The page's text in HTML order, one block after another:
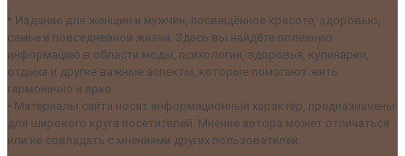
• Издание для женщин и мужчин, посвящённое красоте, здоровью,
семье и повседневной жизни. Здесь вы найдёте полезную
информацию в области моды, психологии, здоровья, кулинарии,
отдыха и другие важные аспекты, которые помогают жить
гармонично и ярко.
• Материалы сайта носят информационный характер, предназначены
для широкого круга посетителей. Мнение автора может отличаться
или не совпадать с мнениями других пользователей.